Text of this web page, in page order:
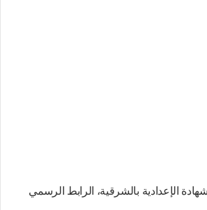
الإعدادية بالشرقية، الرابط الرسمي